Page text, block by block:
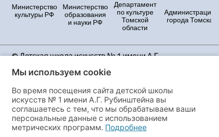
Министерство
культуры РФ
Министерство
образования
и науки РФ
Департамент
по культуре
Томской
области
Администрация
города Томска
© Детская школа искусств № 1 имени А.Г.
сайт, Вы принимаете условия Политики
на сбор и обработку персональных данных и файлов
cookies, этот сайт использует сервис веб-аналитики
«Яндекс.Метрика», предоставляемый ООО
«ЯНДЕКС», 119021, Россия, Москва, ул. Л. Толстого, 16.
Если Вы не согласны с данными условиями, Вы
Мы используем cookie
Во время посещения сайта детской школы
искусств № 1 имени А.Г. Рубинштейна вы
соглашаетесь с тем, что мы обрабатываем ваши
персональные данные с использованием
метрических программ. Подробнее